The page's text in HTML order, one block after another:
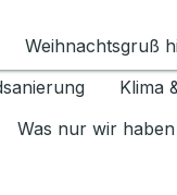
1.6.2026
Weihnachtsgruß
Klima
Was nur wir